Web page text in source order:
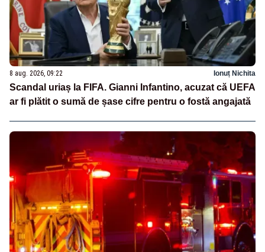
8 aug. 2026, 09:22 Ionuț Nichita
Scandal uriaș la FIFA. Gianni Infantino, acuzat că UEFA
ar fi plătit o sumă de șase cifre pentru o fostă angajată